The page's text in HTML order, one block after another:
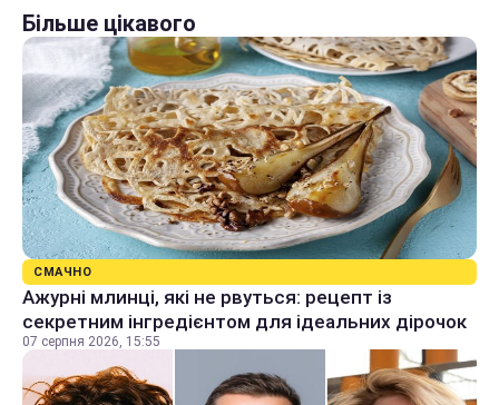
Більше цікавого
СМАЧНО
Ажурні млинці, які не рвуться: рецепт із
секретним інгредієнтом для ідеальних дірочок
07 серпня 2026, 15:55